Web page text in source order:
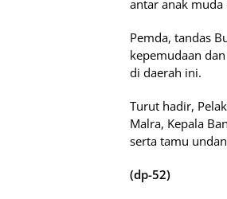
antar anak muda
Pemda, tandas
kepemudaan
di daerah ini.
Turut hadir,
Malra, Kepala
serta tamu
(dp-52)